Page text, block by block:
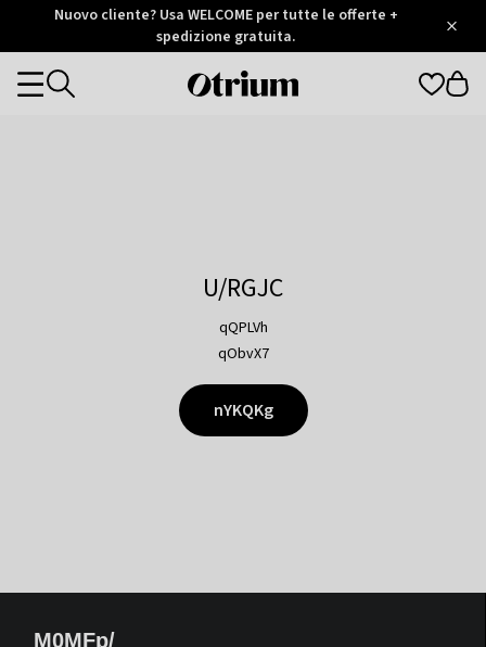
Otrium
Trustpilot
Nuovo cliente? Usa WELCOME per tutte le offerte +
spedizione gratuita.
Otrium
Categories
U/RGJC
qQPLVh
qObvX7
nYKQKg
M0MFp/